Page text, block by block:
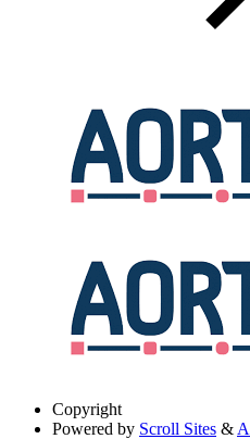
Copyright
Powered by Scroll Sites &